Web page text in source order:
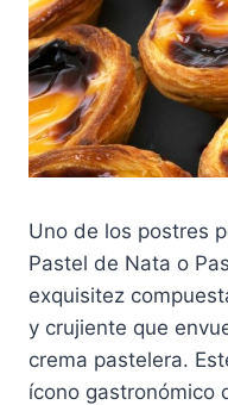
Uno de los postres
Pastel de Nata o
exquisitez
y crujiente que
crema pastelera.
ícono gastronómico